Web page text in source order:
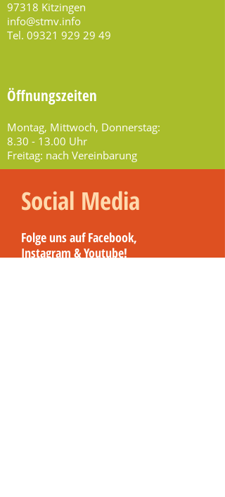
97318 Kitzingen
info@stmv.info
Tel. 09321 929 29 49
Öffnungszeiten
Montag, Mittwoch, Donnerstag:
8.30 - 13.00 Uhr
Freitag: nach Vereinbarung
Social Media
Folge uns auf Facebook,
Instagram & Youtube!